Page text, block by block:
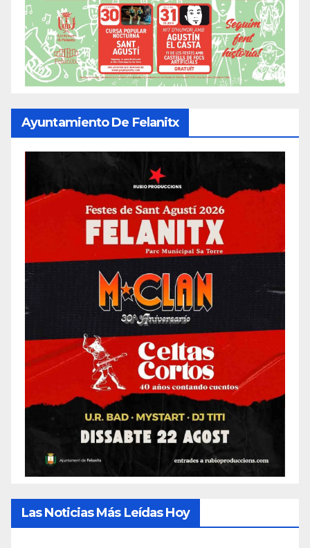
Ayuntamiento De Felanitx
Las Noticias Más Leídas Hoy